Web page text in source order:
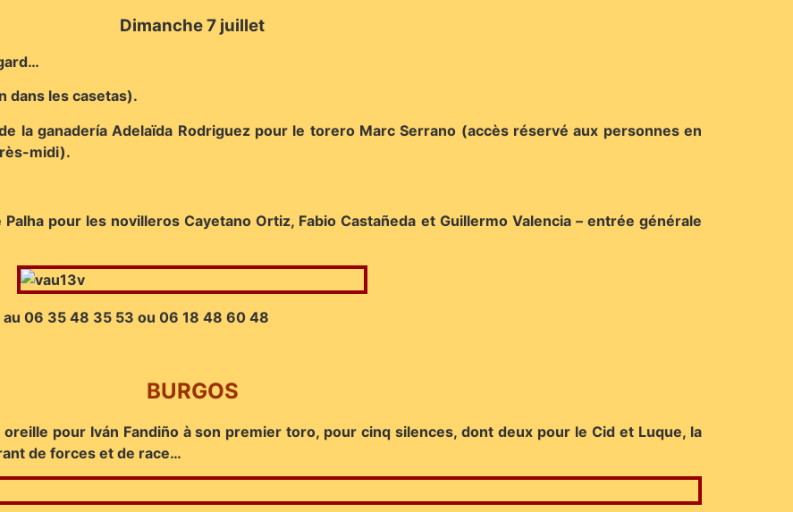
Dimanche 7 juillet
dans les casetas).
la ganadería Adelaïda Rodriguez pour le torero Marc Serrano (accès réservé aux personnes en
midi).
pour les novilleros Cayetano Ortiz, Fabio Castañeda et Guillermo Valencia – entrée générale
06 35 48 35 53 ou 06 18 48 60 48
BURGOS
pour Iván Fandiño à son premier toro, pour cinq silences, dont deux pour le Cid et Luque, la
de forces et de race…